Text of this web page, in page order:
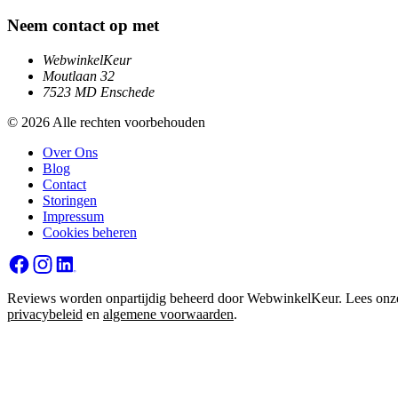
Neem contact op met
WebwinkelKeur
Moutlaan 32
7523 MD Enschede
© 2026 Alle rechten voorbehouden
Over Ons
Blog
Contact
Storingen
Impressum
Cookies beheren
Reviews worden onpartijdig beheerd door WebwinkelKeur. Lees
privacybeleid en algemene voorwaarden.